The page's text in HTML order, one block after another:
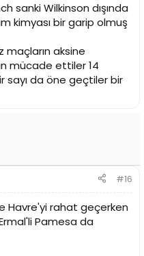
sanki Wilkinson dışında
kimyası bir garip olmuş
aksine
mücade ettiler 14
sayı da öne geçtiler bir
#16
Havre'yi rahat geçerken
Pamesa da